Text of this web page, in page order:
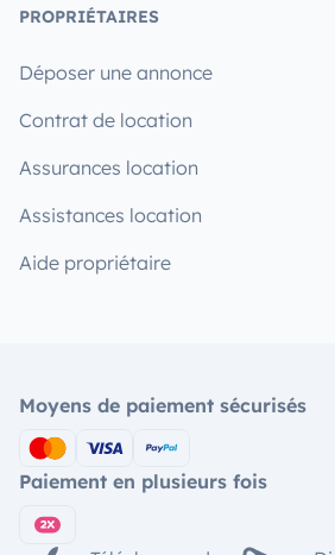
PROPRIÉTAIRES
Déposer une annonce
Contrat de location
Assurances location
Assistances location
Aide propriétaire
Moyens de paiement sécurisés
Paiement en plusieurs fois